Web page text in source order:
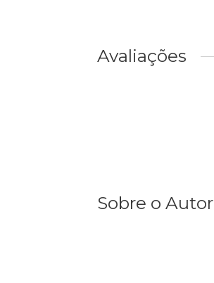
Avaliações
Sobre o Autor